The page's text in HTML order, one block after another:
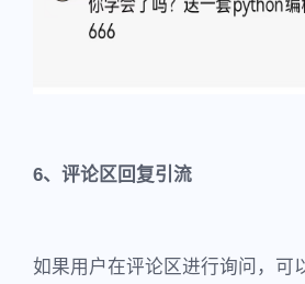
6、评论区回复引流
如果用户在评论区进行询问，可